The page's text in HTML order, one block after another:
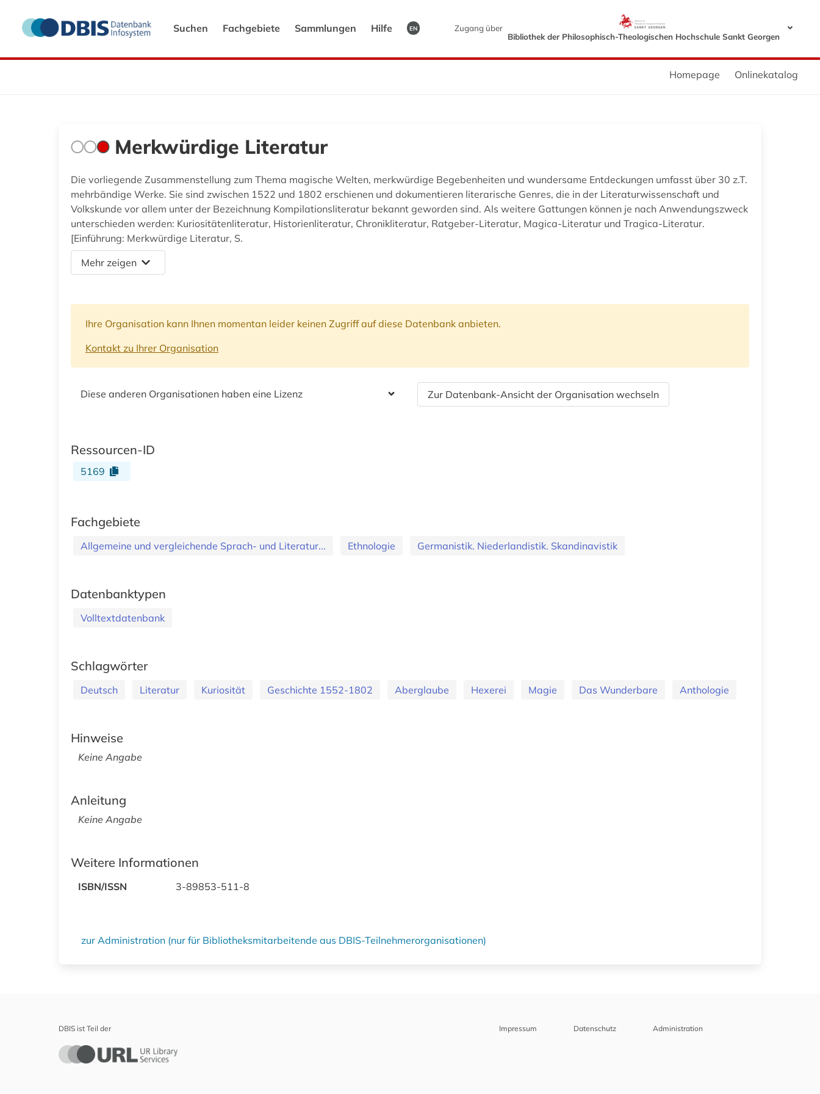
Suchen Fachgebiete Sammlungen Hilfe EN
Zugang über
Bibliothek der Philosophisch-Theologischen Hochschule Sankt Georgen
Homepage Onlinekatalog
Merkwürdige Literatur
Die vorliegende Zusammenstellung zum Thema magische Welten, merkwürdige Begebenheiten und wundersame Entdeckungen umfasst über 30 z.T.
mehrbändige Werke. Sie sind zwischen 1522 und 1802 erschienen und dokumentieren literarische Genres, die in der Literaturwissenschaft und
Volkskunde vor allem unter der Bezeichnung Kompilationsliteratur bekannt geworden sind. Als weitere Gattungen können je nach Anwendungszweck
unterschieden werden: Kuriositätenliteratur, Historienliteratur, Chronikliteratur, Ratgeber-Literatur, Magica-Literatur und Tragica-Literatur.
[Einführung: Merkwürdige Literatur, S.
Mehr zeigen
Ihre Organisation kann Ihnen momentan leider keinen Zugriff auf diese Datenbank anbieten.
Kontakt zu Ihrer Organisation
Diese anderen Organisationen haben eine Lizenz Zur Datenbank-Ansicht der Organisation wechseln
Ressourcen-ID
5169
Fachgebiete
Allgemeine und vergleichende Sprach- und Literatur... Ethnologie Germanistik. Niederlandistik. Skandinavistik
Datenbanktypen
Volltextdatenbank
Schlagwörter
Deutsch Literatur Kuriosität Geschichte 1552-1802 Aberglaube Hexerei Magie Das Wunderbare Anthologie
Hinweise
Keine Angabe
Anleitung
Keine Angabe
Weitere Informationen
ISBN/ISSN 3-89853-511-8
zur Administration (nur für Bibliotheksmitarbeitende aus DBIS-Teilnehmerorganisationen)
DBIS ist Teil der Impressum Datenschutz Administration